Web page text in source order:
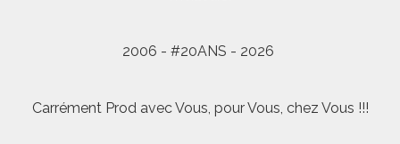
2006 - #20ANS - 2026
Carrément Prod avec Vous, pour Vous, chez Vous !!!